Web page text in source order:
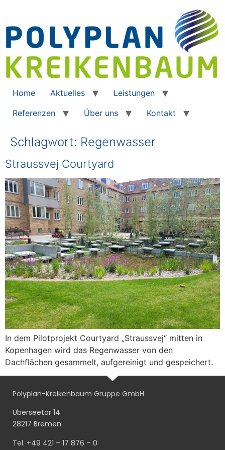
Home Aktuelles
Leistungen
Referenzen
Über uns Kontakt
Schlagwort: Regenwasser
Straussvej Courtyard
In dem Pilotprojekt Courtyard „Straussvej“ mitten in
Kopenhagen wird das Regenwasser von den
Dachflächen gesammelt, aufgereinigt und gespeichert.
Polyplan-Kreikenbaum Gruppe GmbH
Überseetor 14
28217 Bremen
Tel. +49 421 – 17 876 – 0